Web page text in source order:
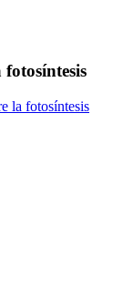
la fotosíntesis